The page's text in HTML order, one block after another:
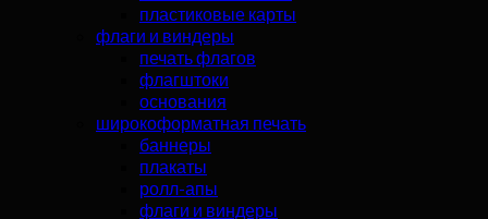
пластиковые карты
флаги и виндеры
печать флагов
флагштоки
основания
широкоформатная печать
баннеры
плакаты
ролл-апы
флаги и виндеры